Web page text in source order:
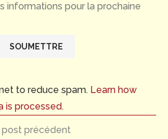
informations pour la prochaine
to reduce spam. Learn how
is processed.
post précédent